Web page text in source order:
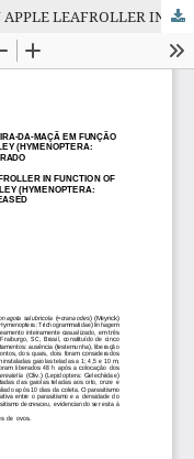
EGG PARASITISM OF THE BRAZILIAN APPLE LEAFROLLER IN FUNCTION OF THE NUMBER OF Trichogramma pretiosum RILEY (HYMENOPTERA: TRICHOGRAMMATIDAE) RELEASED